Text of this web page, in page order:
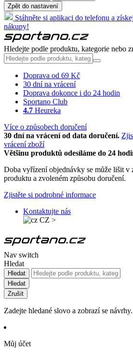
Zpět do nastavení
Stáhněte si aplikaci do telefonu a
nákupy!
Hledejte podle produktu, kategorie nebo
Doprava od 69 Kč
30 dní na vrácení
Doprava dokonce i do 24 hodin
Sportano Club
4.7 Heureka
Více o způsobech doručení
30 dní na vrácení od data doručení.
vrácení zboží
Většinu produktů odesíláme do 24
Doba vyřízení objednávky se může lišit v
produktu a zvoleném způsobu doručení.
Zjistěte si podrobné informace
Kontaktujte nás
CZ >
Nav switch
Hledat
Hledat
Hledat
Zrušit
Zadejte hledané slovo a zobrazí se návrhy.
Můj účet